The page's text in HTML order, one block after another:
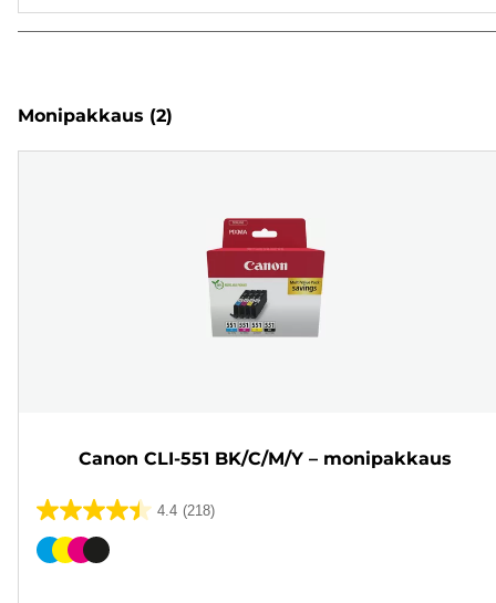
Monipakkaus (2)
Canon CLI-551 BK/C/M/Y – monipakkaus
4.4 (218)
4.4/5
tähteä.
Värikasetti